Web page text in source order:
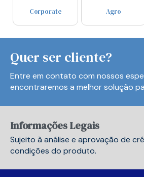
Corporate Agro
Quer ser cliente?
Entre em contato com nossos
encontraremos a melhor solução
Informações Legais
Sujeito à análise e aprovação de
condições do produto.